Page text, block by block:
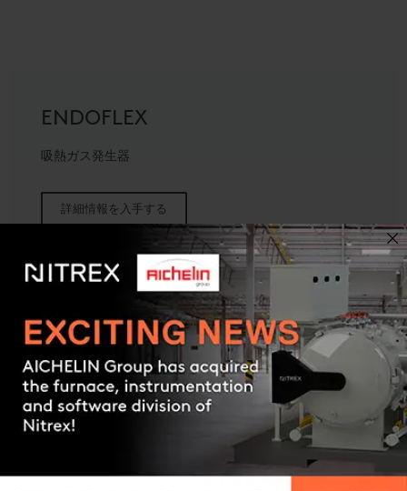
ENDOFLEX
吸熱ガス発生器
詳細情報を入手する
Contact us